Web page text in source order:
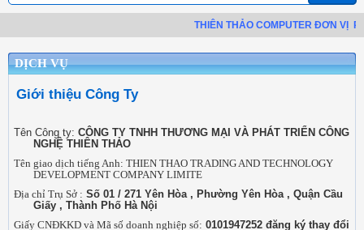
THIÊN THẢO COMPUTER ĐƠN VỊ
DỊCH VỤ
Giới thiệu Công Ty
Tên Công ty: CÔNG TY TNHH THƯƠNG MẠI VÀ PHÁT TRIỂN CÔNG
NGHỆ THIÊN THẢO
Tên giao dịch tiếng Anh: THIEN THAO TRADING AND TECHNOLOGY
DEVELOPMENT COMPANY LIMITE
Địa chỉ Trụ Sở : Số 01 / 271 Yên Hòa , Phường Yên Hòa , Quận Cầu
Giấy , Thành Phố Hà Nội
Giấy CNĐKKD và Mã số doanh nghiệp số: 0101947252 đăng ký thay đổi